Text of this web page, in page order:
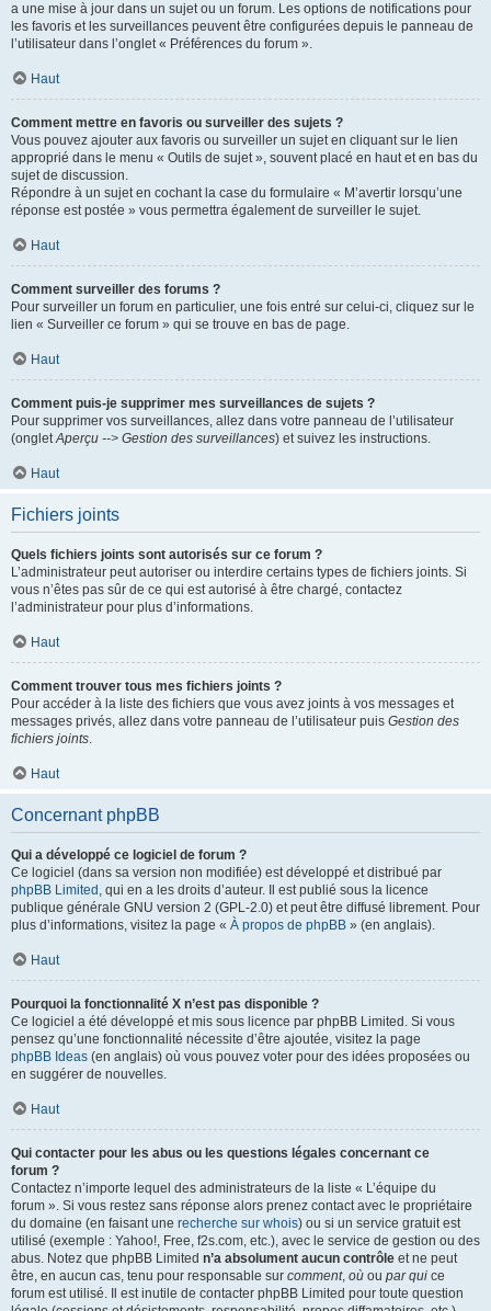
a une mise à jour dans un sujet ou un forum. Les options de notifications pour
les favoris et les surveillances peuvent être configurées depuis le panneau de
l’utilisateur dans l’onglet « Préférences du forum ».
Haut
Comment mettre en favoris ou surveiller des sujets ?
Vous pouvez ajouter aux favoris ou surveiller un sujet en cliquant sur le lien
approprié dans le menu « Outils de sujet », souvent placé en haut et en bas du
sujet de discussion.
Répondre à un sujet en cochant la case du formulaire « M’avertir lorsqu’une
réponse est postée » vous permettra également de surveiller le sujet.
Haut
Comment surveiller des forums ?
Pour surveiller un forum en particulier, une fois entré sur celui-ci, cliquez sur le
lien « Surveiller ce forum » qui se trouve en bas de page.
Haut
Comment puis-je supprimer mes surveillances de sujets ?
Pour supprimer vos surveillances, allez dans votre panneau de l’utilisateur
(ongletAperçu --> Gestion des surveillances) et suivez les instructions.
Haut
Fichiers joints
Quels fichiers joints sont autorisés sur ce forum ?
L’administrateur peut autoriser ou interdire certains types de fichiers joints. Si
vous n’êtes pas sûr de ce qui est autorisé à être chargé, contactez
l’administrateur pour plus d’informations.
Haut
Comment trouver tous mes fichiers joints ?
Pour accéder à la liste des fichiers que vous avez joints à vos messages et
messages privés, allez dans votre panneau de l’utilisateur puis Gestion des
fichiers joints.
Haut
Concernant phpBB
Qui a développé ce logiciel de forum ?
Ce logiciel (dans sa version non modifiée) est développé et distribué par
phpBB Limited , qui en a les droits d’auteur. Il est publié sous la licence
publique générale GNU version 2 (GPL-2.0) et peut être diffusé librement. Pour
plus d’informations, visitez la page « À propos de phpBB » (en anglais).
Haut
Pourquoi la fonctionnalité X n’est pas disponible ?
Ce logiciel a été développé et mis sous licence par phpBB Limited. Si vous
pensez qu’une fonctionnalité nécessite d’être ajoutée, visitez la page
phpBB Ideas (en anglais) où vous pouvez voter pour des idées proposées ou
en suggérer de nouvelles.
Haut
Qui contacter pour les abus ou les questions légales concernant ce
forum ?
Contactez n’importe lequel des administrateurs de la liste « L’équipe du
forum ». Si vous restez sans réponse alors prenez contact avec le propriétaire
du domaine (en faisant une recherche sur whois) ou si un service gratuit est
utilisé (exemple : Yahoo!, Free, f2s.com, etc.), avec le service de gestion ou des
abus. Notez que phpBB Limited n’a absolument aucun contrôle et ne peut
être, en aucun cas, tenu pour responsable sur comment, où ou par qui ce
forum est utilisé. Il est inutile de contacter phpBB Limited pour toute question